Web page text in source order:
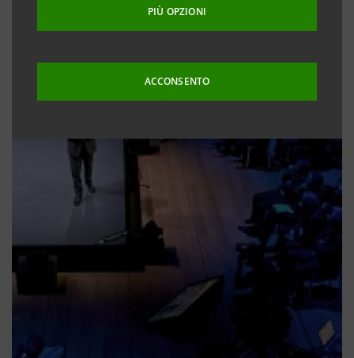
PIÙ OPZIONI
ACCONSENTO